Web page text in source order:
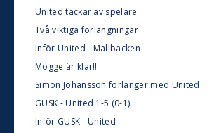
United tackar av spelare
Två viktiga förlängningar
Inför United - Mallbacken
Mogge är klar!!
Simon Johansson förlänger med United
GUSK - United 1-5 (0-1)
Inför GUSK - United